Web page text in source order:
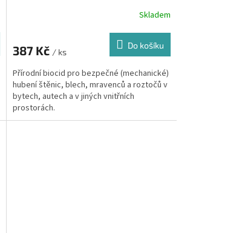
Skladem
387 Kč / ks
Do košíku
Přírodní biocid pro bezpečné (mechanické)
hubení štěnic, blech, mravenců a roztočů v
bytech, autech a v jiných vnitřních
prostorách.